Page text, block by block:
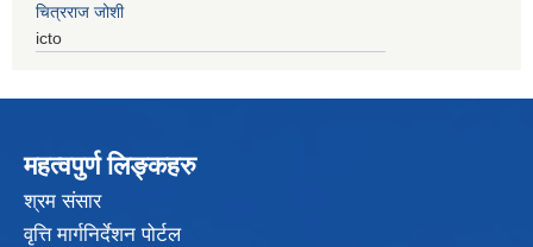
चित्रराज जोशी
icto
महत्वपुर्ण लिङ्कहरु
श्रम संसार
वृत्ति मार्गनिर्देशन पोर्टल